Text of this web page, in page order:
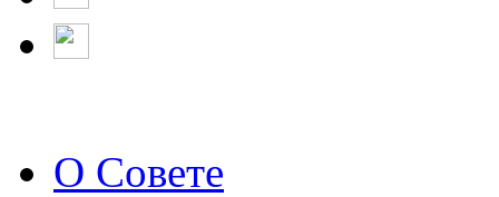
О Совете